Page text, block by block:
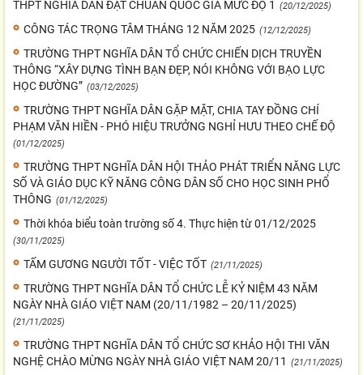
THPT NGHĨA DÂN ĐẠT CHUẨN QUỐC GIA MỨC ĐỘ 1 (20/12/2025)
CÔNG TÁC TRỌNG TÂM THÁNG 12 NĂM 2025 (12/12/2025)
TRƯỜNG THPT NGHĨA DÂN TỔ CHỨC CHIẾN DỊCH TRUYỀN
THÔNG “XÂY DỰNG TÌNH BẠN ĐẸP, NÓI KHÔNG VỚI BẠO LỰC
HỌC ĐƯỜNG” (03/12/2025)
TRƯỜNG THPT NGHĨA DÂN GẶP MẶT, CHIA TAY ĐỒNG CHÍ
PHẠM VĂN HIỀN - PHÓ HIỆU TRƯỞNG NGHỈ HƯU THEO CHẾ ĐỘ
(01/12/2025)
TRƯỜNG THPT NGHĨA DÂN HỘI THẢO PHÁT TRIỂN NĂNG LỰC
SỐ VÀ GIÁO DỤC KỸ NĂNG CÔNG DÂN SỐ CHO HỌC SINH PHỔ
THÔNG (01/12/2025)
Thời khóa biểu toàn trường số 4. Thực hiện từ 01/12/2025
(30/11/2025)
TẤM GƯƠNG NGƯỜI TỐT - VIỆC TỐT (21/11/2025)
TRƯỜNG THPT NGHĨA DÂN TỔ CHỨC LỄ KỶ NIỆM 43 NĂM
NGÀY NHÀ GIÁO VIỆT NAM (20/11/1982 – 20/11/2025)
(21/11/2025)
TRƯỜNG THPT NGHĨA DÂN TỔ CHỨC SƠ KHẢO HỘI THI VĂN
NGHỆ CHÀO MỪNG NGÀY NHÀ GIÁO VIỆT NAM 20/11
(21/11/2025)